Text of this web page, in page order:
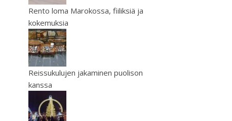
Rento loma Marokossa, fiiliksiä ja
kokemuksia
Reissukulujen jakaminen puolison
kanssa